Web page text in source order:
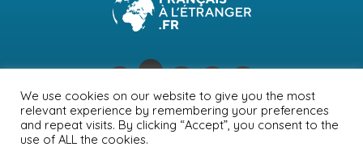
NEWSLETTER PUBLICITÉ CONTACTS
MENTIONS LÉGALES
POLITIQUE DE CONFIDENTIALITÉ
We use cookies on our website to give you the most
relevant experience by remembering your preferences
and repeat visits. By clicking “Accept”, you consent to the
use of ALL the cookies.